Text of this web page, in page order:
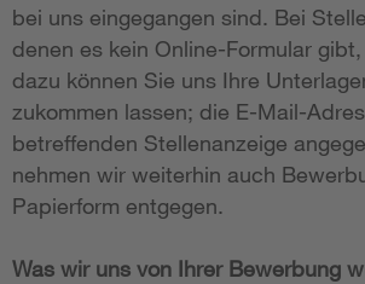
bei uns eingegangen sind. Bei
denen es kein Online-Formular
dazu können Sie uns Ihre
zukommen lassen; die E-Mail-
betreffenden Stellenanzeige
nehmen wir weiterhin auch
Papierform entgegen.
Was wir uns von Ihrer Bewerbung